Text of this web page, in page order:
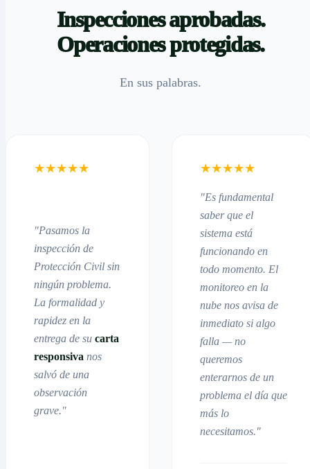
Inspecciones aprobadas.
Operaciones protegidas.
En sus palabras.
★★★★★
"Pasamos la
inspección de
Protección Civil sin
ningún problema.
La formalidad y
rapidez en la
entrega de su carta
responsiva nos
salvó de una
observación
grave."
★★★★★
"Es fundamental
saber que el
sistema está
funcionando en
todo momento. El
monitoreo en la
nube nos avisa de
inmediato si algo
falla — no
queremos
enterarnos de un
problema el día que
más lo
necesitamos."